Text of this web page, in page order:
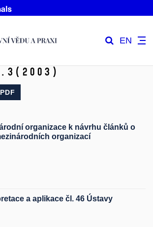
EN
(2003)
PDF
organizace k návrhu článků o
organizací
a aplikace čl. 46 Ústavy